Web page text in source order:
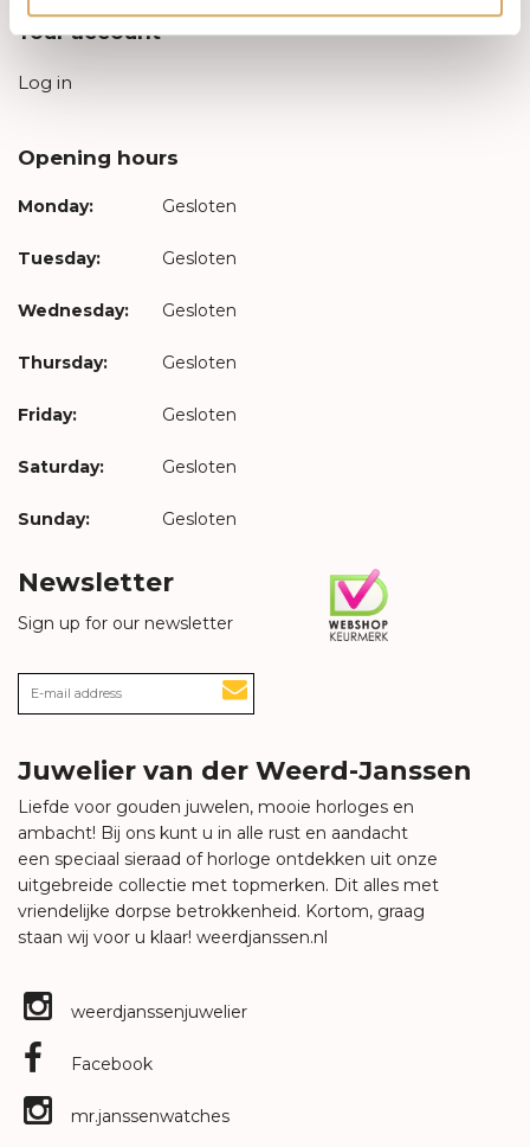
Your account
Log in
Opening hours
Monday: Gesloten
Tuesday: Gesloten
Wednesday: Gesloten
Thursday: Gesloten
Friday: Gesloten
Saturday: Gesloten
Sunday: Gesloten
Newsletter
Sign up for our newsletter
Juwelier van der Weerd-Janssen
Liefde voor gouden juwelen, mooie horloges en
ambacht! Bij ons kunt u in alle rust en aandacht
een speciaal sieraad of horloge ontdekken uit onze
uitgebreide collectie met topmerken. Dit alles met
vriendelijke dorpse betrokkenheid. Kortom, graag
staan wij voor u klaar! weerdjanssen.nl
weerdjanssenjuwelier
Facebook
mr.janssenwatches